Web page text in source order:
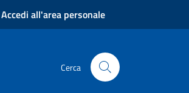
Accedi all'area personale
Cerca